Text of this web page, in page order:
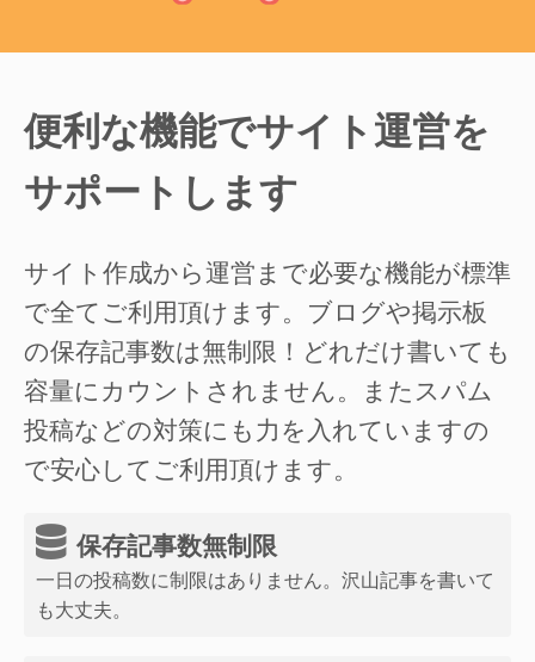
便利な機能でサイト運営を
サポートします
サイト作成から運営まで必要な機能が標準
で全てご利用頂けます。ブログや掲示板
の保存記事数は無制限！どれだけ書いても
容量にカウントされません。またスパム
投稿などの対策にも力を入れていますの
で安心してご利用頂けます。
保存記事数無制限
一日の投稿数に制限はありません。沢山記事を書いて
も大丈夫。